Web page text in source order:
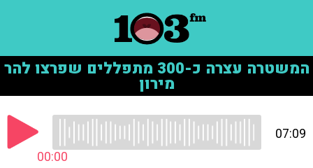
המשטרה עצרה כ-300 מתפללים שפרצו להר
מירון
00:00
07:09